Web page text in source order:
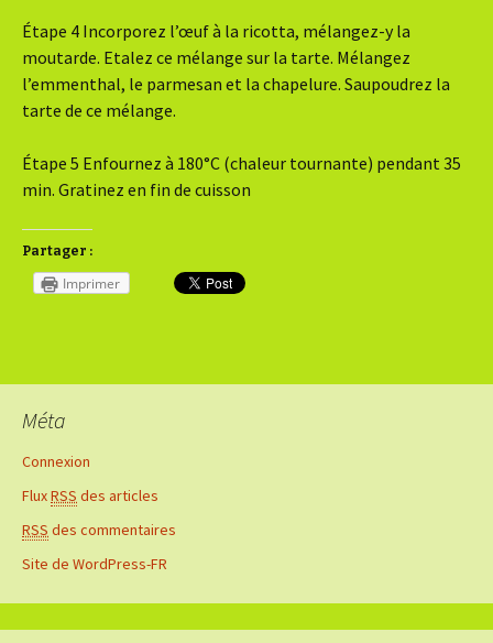
Étape 4 Incorporez l’œuf à la ricotta, mélangez-y la
moutarde. Etalez ce mélange sur la tarte. Mélangez
l’emmenthal, le parmesan et la chapelure. Saupoudrez la
tarte de ce mélange.
Étape 5 Enfournez à 180°C (chaleur tournante) pendant 35
min. Gratinez en fin de cuisson
Partager :
Imprimer
Méta
Connexion
FluxRSS des articles
RSS des commentaires
Site de WordPress-FR